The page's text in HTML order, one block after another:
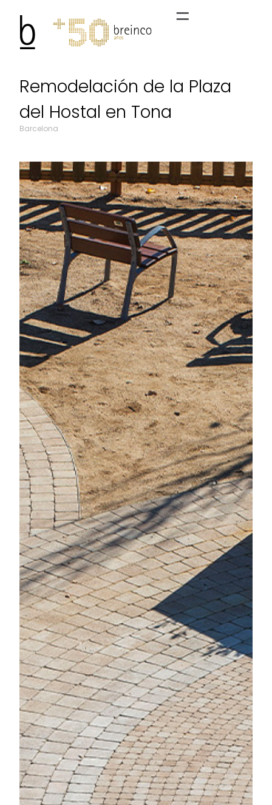
Remodelación de la Plaza
del Hostal en Tona
Barcelona